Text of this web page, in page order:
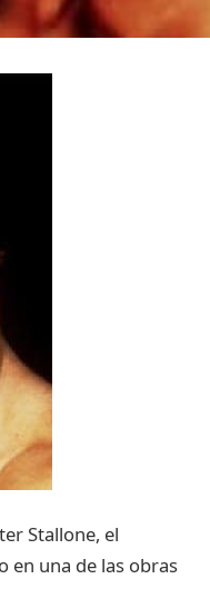
Stallone, el
en una de las obras